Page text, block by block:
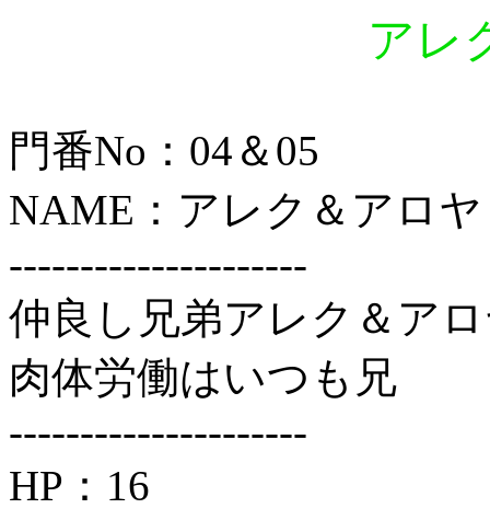
アレ
門番No：04＆05
NAME：アレク＆アロヤ
---------------------
仲良し兄弟アレク＆ア
肉体労働はいつも兄
---------------------
HP：16